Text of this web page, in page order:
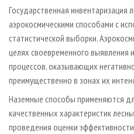
Государственная инвентаризация
аэрокосмическими способами с
статистической выборки.
целях своевременного выявления
процессов, оказывающих
преимущественно в зонах их
Наземные способы применяются
качественных характеристик
проведения оценки